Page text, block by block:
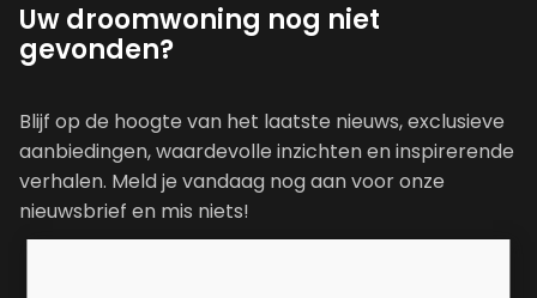
Uw droomwoning nog niet
gevonden?
Blijf op de hoogte van het laatste nieuws, exclusieve
aanbiedingen, waardevolle inzichten en inspirerende
verhalen. Meld je vandaag nog aan voor onze
nieuwsbrief en mis niets!